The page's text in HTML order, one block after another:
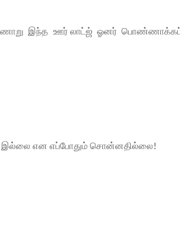
இந்த ஊர் லாட்ஜ் ஓனர்
இல்லை என எப்போதும் சொன்னதில்லை!